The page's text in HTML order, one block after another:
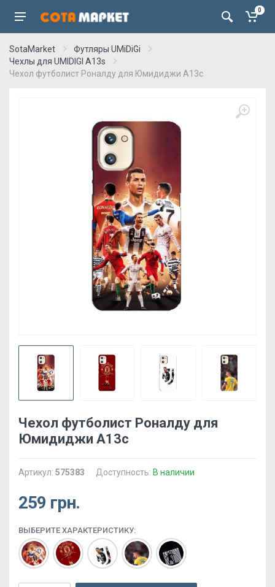
0
SotaMarket
Футляры UMiDiGi
Чехлы для UMIDIGI A13s
Чехол футболист Роналду для Юмидиджи А13с
Чехол футболист Роналду для
Юмидиджи А13с
Артикул: 575383 Доступность: В наличии
259 грн.
ВЫБЕРИТЕ ХАРАКТЕРИСТИКУ: